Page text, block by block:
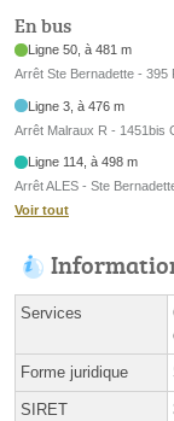
En bus
Ligne 50, à 481 m
Arrêt Ste Bernadette - 395
Ligne 3, à 476 m
Arrêt Malraux R - 1451bis
Ligne 114, à 498 m
Arrêt ALES - Ste
Voir tout
Services
Forme juridique
SIRET